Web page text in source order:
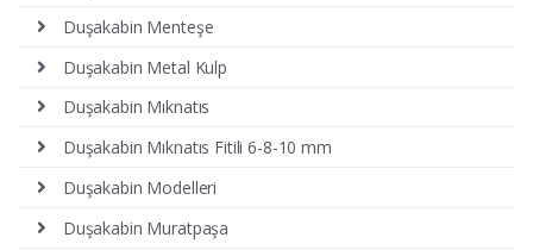
Duşakabin Menteşe
Duşakabin Metal Kulp
Duşakabin Mıknatıs
Duşakabin Mıknatıs Fitili 6-8-10 mm
Duşakabin Modelleri
Duşakabin Muratpaşa